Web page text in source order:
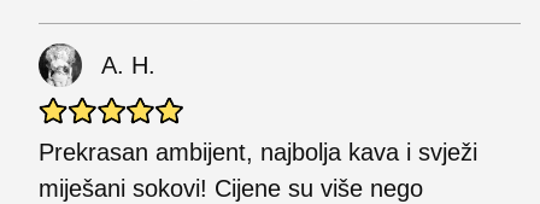
A. H.
Prekrasan ambijent, najbolja kava i svježi
miješani sokovi! Cijene su više nego